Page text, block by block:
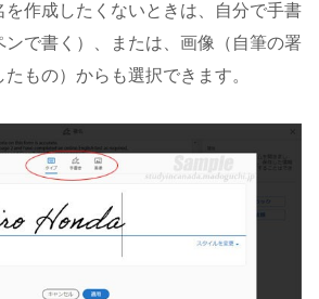
を作成したくないときは、自分で手書
ンで書く）、または、画像（自筆の署
もの）からも選択できます。